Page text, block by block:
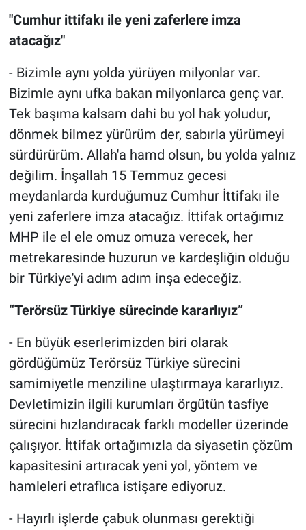
"Cumhur ittifakı ile yeni zaferlere imza
atacağız"
- Bizimle aynı yolda yürüyen milyonlar var.
Bizimle aynı ufka bakan milyonlarca genç var.
Tek başıma kalsam dahi bu yol hak yoludur,
dönmek bilmez yürürüm der, sabırla yürümeyi
sürdürürüm. Allah'a hamd olsun, bu yolda yalnız
değilim. İnşallah 15 Temmuz gecesi
meydanlarda kurduğumuz Cumhur İttifakı ile
yeni zaferlere imza atacağız. İttifak ortağımız
MHP ile el ele omuz omuza verecek, her
metrekaresinde huzurun ve kardeşliğin olduğu
bir Türkiye'yi adım adım inşa edeceğiz.
“Terörsüz Türkiye sürecinde kararlıyız”
- En büyük eserlerimizden biri olarak
gördüğümüz Terörsüz Türkiye sürecini
samimiyetle menziline ulaştırmaya kararlıyız.
Devletimizin ilgili kurumları örgütün tasfiye
sürecini hızlandıracak farklı modeller üzerinde
çalışıyor. İttifak ortağımızla da siyasetin çözüm
kapasitesini artıracak yeni yol, yöntem ve
hamleleri etraflıca istişare ediyoruz.
- Hayırlı işlerde çabuk olunması gerektiği